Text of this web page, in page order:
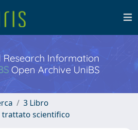
Information
Open Archive UniBS
3 Libro
scientifico